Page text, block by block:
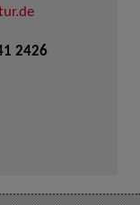
2426